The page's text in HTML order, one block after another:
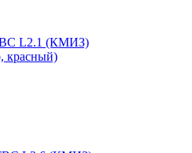
L2.1 (КМИЗ)
красный)